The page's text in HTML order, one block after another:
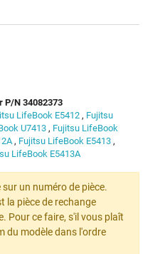
P/N 34082373
LifeBook E5412 , Fujitsu
U7413 , Fujitsu LifeBook
, Fujitsu LifeBook E5413 ,
LifeBook E5413A
un numéro de pièce.
la pièce de rechange
Pour ce faire, s'il vous plaît
du modèle dans l'ordre